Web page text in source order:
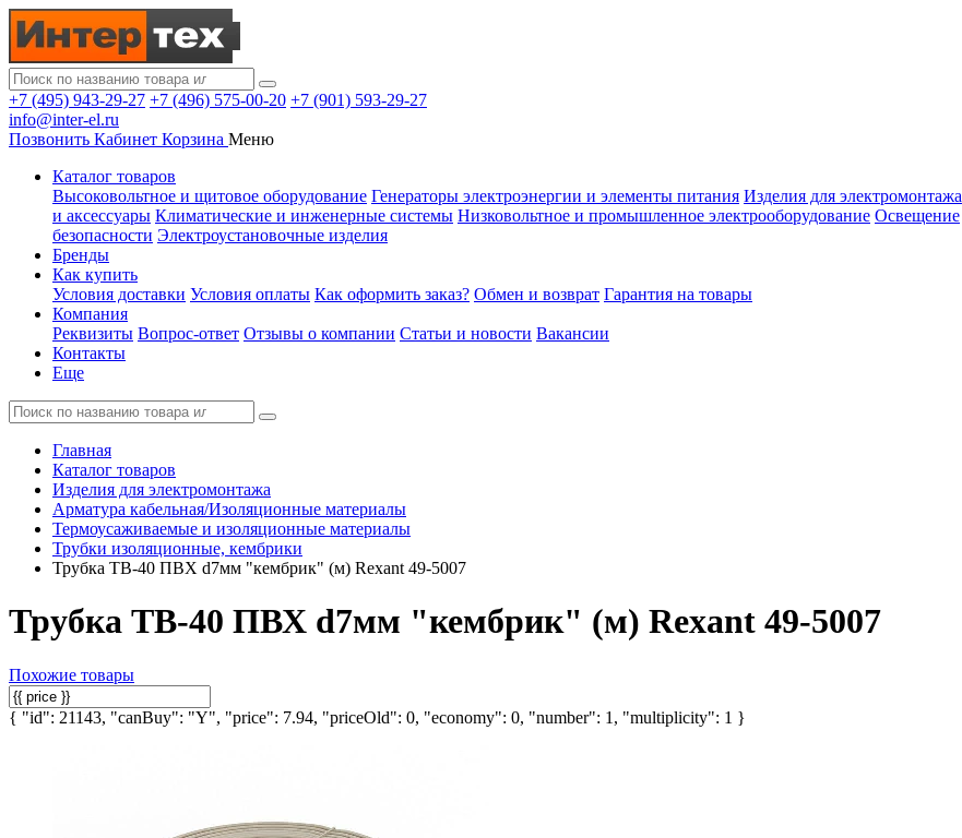
+7 (495) 943-29-27 +7 (496) 575-00-20 +7 (901) 593-29-27
info@inter-el.ru
Позвонить Кабинет Корзина Меню
Каталог товаров
Высоковольтное и щитовое оборудование Генераторы электроэнергии и элементы питания Изделия для электромонтажа
и аксессуары Климатические и инженерные системы Низковольтное и промышленное электрооборудование Освещение
безопасности Электроустановочные изделия
Бренды
Как купить
Условия доставки Условия оплаты Как оформить заказ? Обмен и возврат Гарантия на товары
Компания
Реквизиты Вопрос-ответ Отзывы о компании Статьи и новости Вакансии
Контакты
Еще
Главная
Каталог товаров
Изделия для электромонтажа
Арматура кабельная/Изоляционные материалы
Термоусаживаемые и изоляционные материалы
Трубки изоляционные, кембрики
Трубка ТВ-40 ПВХ d7мм "кембрик" (м) Rexant 49-5007
Трубка ТВ-40 ПВХ d7мм "кембрик" (м) Rexant 49-5007
Похожие товары
{ "id": 21143, "canBuy": "Y", "price": 7.94, "priceOld": 0, "economy": 0, "number": 1, "multiplicity": 1 }